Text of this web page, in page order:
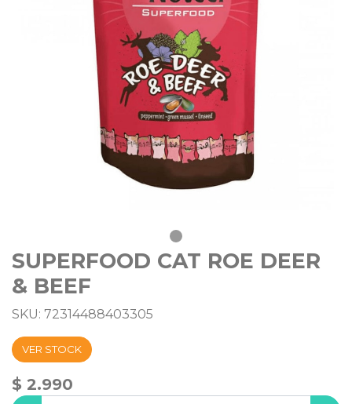
SUPERFOOD CAT ROE DEER
& BEEF
SKU: 72314488403305
VER STOCK
$ 2.990